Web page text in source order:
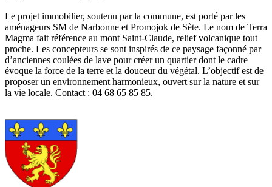
Le projet immobilier, soutenu par la commune, est porté par les
aménageurs SM de Narbonne et Promojok de Sète. Le nom de Terra
Magma fait référence au mont Saint-Claude, relief volcanique tout
proche. Les concepteurs se sont inspirés de ce paysage façonné par
d’anciennes coulées de lave pour créer un quartier dont le cadre
évoque la force de la terre et la douceur du végétal. L’objectif est de
proposer un environnement harmonieux, ouvert sur la nature et sur
la vie locale. Contact : 04 68 65 85 85.